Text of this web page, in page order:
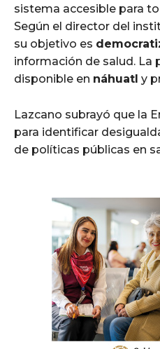
sistema accesible para
Según el director del
su objetivo es
información de salud. La
disponible en náhuatl y
Lazcano subrayó que la
para identificar
de políticas públicas en